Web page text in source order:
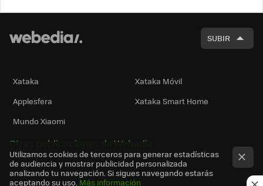
SUBIR
Xataka
Xataka Móvil
Applesfera
Xataka Smart Home
Mundo Xiaomi
Otras publicaciones de Webedia
Utilizamos cookies de terceros para generar estadísticas
de audiencia y mostrar publicidad personalizada
analizando tu navegación. Si sigues navegando estarás
aceptando su uso. Más información